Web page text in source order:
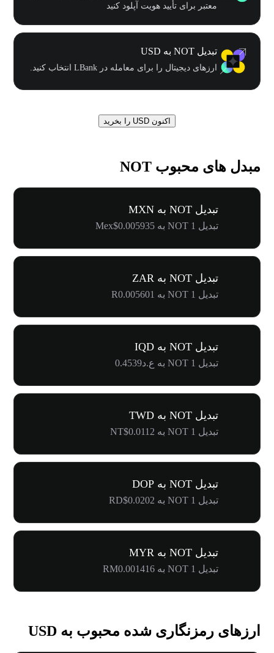
معتبر برای تأیید هویت آپلود کنید
تبدیل NOT به USD
ارزهای دیجیتال را برای معامله در LBank انتخاب کنید.
اکنون USD را بخرید
مبدل های محبوب NOT
تبدیل NOT به MXN
تبدیل 1 NOT به Mex$0.005935
تبدیل NOT به ZAR
تبدیل 1 NOT به R0.005601
تبدیل NOT به IQD
تبدیل 1 NOT به ع.د0.4539
تبدیل NOT به TWD
تبدیل 1 NOT به NT$0.0112
تبدیل NOT به DOP
تبدیل 1 NOT به RD$0.0202
تبدیل NOT به MYR
تبدیل 1 NOT به RM0.001416
ارزهای رمزنگاری شده محبوب به USD